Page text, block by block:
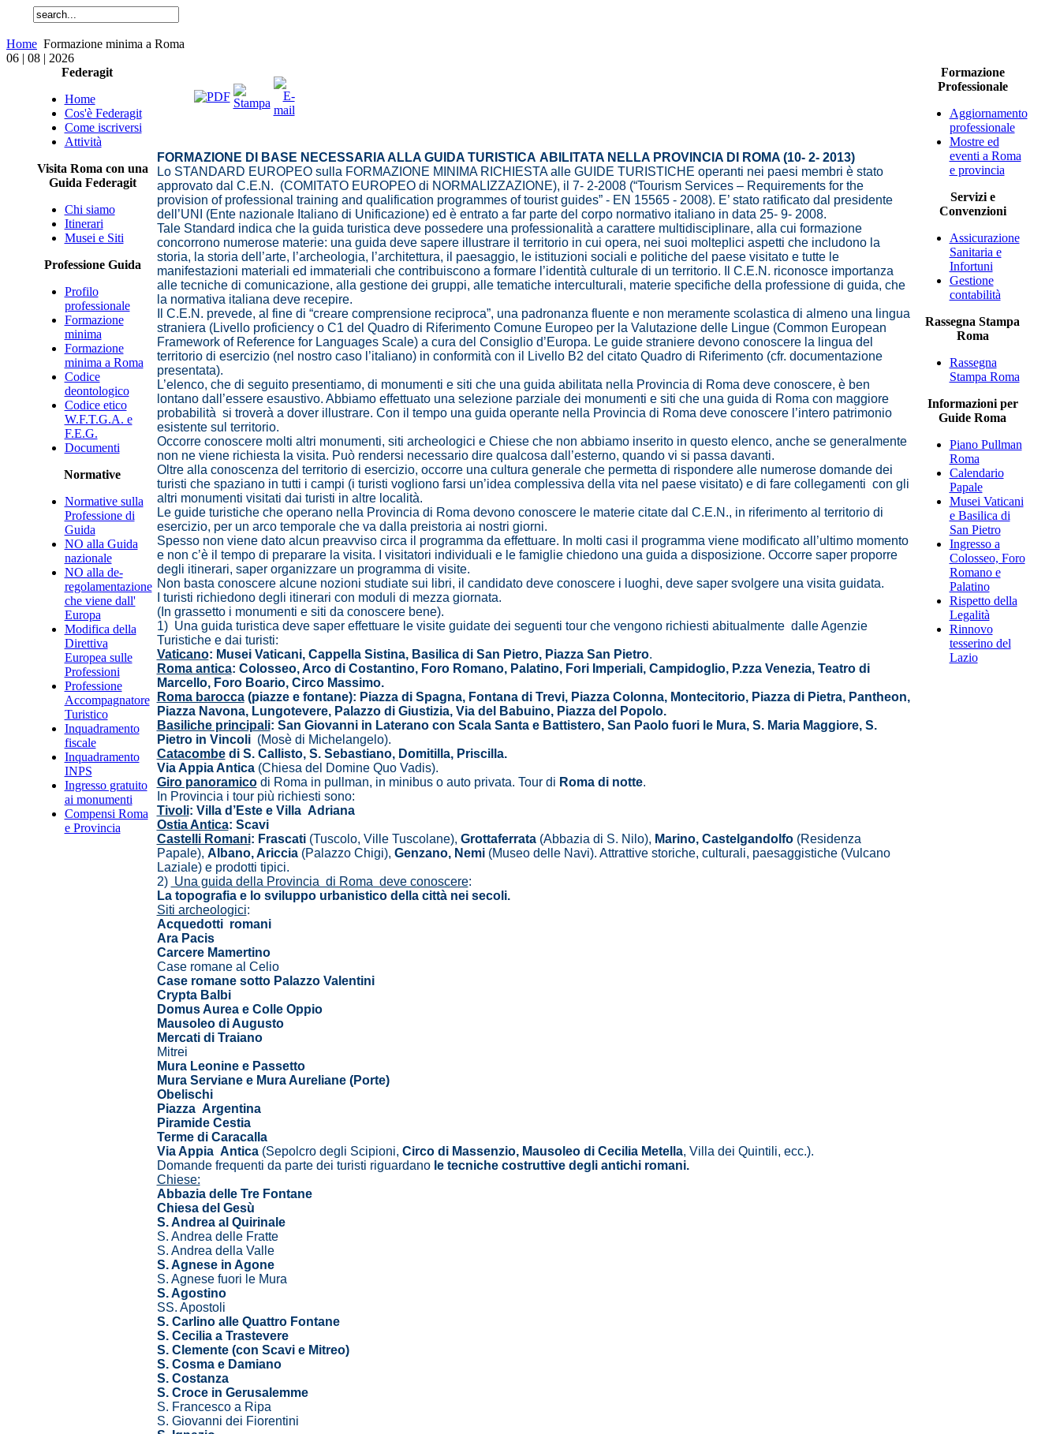
Home Formazione minima a Roma
06 | 08 | 2026
Federagit
Home
Cos'è Federagit
Come iscriversi
Attività
Visita Roma con una
Guida Federagit
Chi siamo
Itinerari
Musei e Siti
Professione Guida
Profilo
professionale
Formazione
minima
Formazione
minima a Roma
Codice
deontologico
Codice etico
W.F.T.G.A. e
F.E.G.
Documenti
Normative
Normative sulla
Professione di
Guida
NO alla Guida
nazionale
NO alla de-
regolamentazione
che viene dall'
Europa
Modifica della
Direttiva
Europea sulle
Professioni
Professione
Accompagnatore
Turistico
Inquadramento
fiscale
Inquadramento
INPS
Ingresso gratuito
ai monumenti
Compensi Roma
e Provincia
FORMAZIONE DI BASE NECESSARIA ALLA GUIDA TURISTICA ABILITATA NELLA PROVINCIA DI ROMA (10- 2- 2013)
Lo STANDARD EUROPEO sulla FORMAZIONE MINIMA RICHIESTA alle GUIDE TURISTICHE operanti nei paesi membri è stato
approvato dal C.E.N. (COMITATO EUROPEO di NORMALIZZAZIONE), il 7- 2-2008 (“Tourism Services – Requirements for the
provision of professional training and qualification programmes of tourist guides” - EN 15565 - 2008). E’ stato ratificato dal presidente
dell’UNI (Ente nazionale Italiano di Unificazione) ed è entrato a far parte del corpo normativo italiano in data 25- 9- 2008.
Tale Standard indica che la guida turistica deve possedere una professionalità a carattere multidisciplinare, alla cui formazione
concorrono numerose materie: una guida deve sapere illustrare il territorio in cui opera, nei suoi molteplici aspetti che includono la
storia, la storia dell’arte, l’archeologia, l’architettura, il paesaggio, le istituzioni sociali e politiche del paese visitato e tutte le
manifestazioni materiali ed immateriali che contribuiscono a formare l’identità culturale di un territorio. Il C.E.N. riconosce importanza
alle tecniche di comunicazione, alla gestione dei gruppi, alle tematiche interculturali, materie specifiche della professione di guida, che
la normativa italiana deve recepire.
Il C.E.N. prevede, al fine di “creare comprensione reciproca”, una padronanza fluente e non meramente scolastica di almeno una lingua
straniera (Livello proficiency o C1 del Quadro di Riferimento Comune Europeo per la Valutazione delle Lingue (Common European
Framework of Reference for Languages Scale) a cura del Consiglio d’Europa. Le guide straniere devono conoscere la lingua del
territorio di esercizio (nel nostro caso l’italiano) in conformità con il Livello B2 del citato Quadro di Riferimento (cfr. documentazione
presentata).
L’elenco, che di seguito presentiamo, di monumenti e siti che una guida abilitata nella Provincia di Roma deve conoscere, è ben
lontano dall’essere esaustivo. Abbiamo effettuato una selezione parziale dei monumenti e siti che una guida di Roma con maggiore
probabilità si troverà a dover illustrare. Con il tempo una guida operante nella Provincia di Roma deve conoscere l’intero patrimonio
esistente sul territorio.
Occorre conoscere molti altri monumenti, siti archeologici e Chiese che non abbiamo inserito in questo elenco, anche se generalmente
non ne viene richiesta la visita. Può rendersi necessario dire qualcosa dall’esterno, quando vi si passa davanti.
Oltre alla conoscenza del territorio di esercizio, occorre una cultura generale che permetta di rispondere alle numerose domande dei
turisti che spaziano in tutti i campi (i turisti vogliono farsi un’idea complessiva della vita nel paese visitato) e di fare collegamenti con gli
altri monumenti visitati dai turisti in altre località.
Le guide turistiche che operano nella Provincia di Roma devono conoscere le materie citate dal C.E.N., in riferimento al territorio di
esercizio, per un arco temporale che va dalla preistoria ai nostri giorni.
Spesso non viene dato alcun preavviso circa il programma da effettuare. In molti casi il programma viene modificato all’ultimo momento
e non c’è il tempo di preparare la visita. I visitatori individuali e le famiglie chiedono una guida a disposizione. Occorre saper proporre
degli itinerari, saper organizzare un programma di visite.
Non basta conoscere alcune nozioni studiate sui libri, il candidato deve conoscere i luoghi, deve saper svolgere una visita guidata.
I turisti richiedono degli itinerari con moduli di mezza giornata.
(In grassetto i monumenti e siti da conoscere bene).
1) Una guida turistica deve saper effettuare le visite guidate dei seguenti tour che vengono richiesti abitualmente dalle Agenzie
Turistiche e dai turisti:
Vaticano: Musei Vaticani, Cappella Sistina, Basilica di San Pietro, Piazza San Pietro.
Roma antica: Colosseo, Arco di Costantino, Foro Romano, Palatino, Fori Imperiali, Campidoglio, P.zza Venezia, Teatro di
Marcello, Foro Boario, Circo Massimo.
Roma barocca(piazze e fontane): Piazza di Spagna, Fontana di Trevi, Piazza Colonna, Montecitorio, Piazza di Pietra, Pantheon,
Piazza Navona, Lungotevere, Palazzo di Giustizia, Via del Babuino, Piazza del Popolo.
Basiliche principali: San Giovanni in Laterano con Scala Santa e Battistero, San Paolo fuori le Mura, S. Maria Maggiore, S.
Pietro in Vincoli (Mosè di Michelangelo).
Catacombedi S. Callisto, S. Sebastiano, Domitilla, Priscilla.
Via Appia Antica(Chiesa del Domine Quo Vadis).
Giro panoramicodi Roma in pullman, in minibus o auto privata. Tour di Roma di notte.
In Provincia i tour più richiesti sono:
Tivoli: Villa d’Este e Villa Adriana
Ostia Antica: Scavi
Castelli Romani: Frascati(Tuscolo, Ville Tuscolane), Grottaferrata(Abbazia di S. Nilo), Marino, Castelgandolfo(Residenza
Papale), Albano, Ariccia(Palazzo Chigi), Genzano, Nemi(Museo delle Navi). Attrattive storiche, culturali, paesaggistiche (Vulcano
Laziale) e prodotti tipici.
2) Una guida della Provincia di Roma deve conoscere:
La topografia e lo sviluppo urbanistico della città nei secoli.
Siti archeologici:
Acquedotti romani
Ara Pacis
Carcere Mamertino
Case romane al Celio
Case romane sotto Palazzo Valentini
Crypta Balbi
Domus Aurea e Colle Oppio
Mausoleo di Augusto
Mercati di Traiano
Mitrei
Mura Leonine e Passetto
Mura Serviane e Mura Aureliane (Porte)
Obelischi
Piazza Argentina
Piramide Cestia
Terme di Caracalla
Via Appia Antica(Sepolcro degli Scipioni, Circo di Massenzio, Mausoleo di Cecilia Metella, Villa dei Quintili, ecc.).
Domande frequenti da parte dei turisti riguardano le tecniche costruttive degli antichi romani.
Chiese:
Abbazia delle Tre Fontane
Chiesa del Gesù
S. Andrea al Quirinale
S. Andrea delle Fratte
S. Andrea della Valle
S. Agnese in Agone
S. Agnese fuori le Mura
S. Agostino
SS. Apostoli
S. Carlino alle Quattro Fontane
S. Cecilia a Trastevere
S. Clemente (con Scavi e Mitreo)
S. Cosma e Damiano
S. Costanza
S. Croce in Gerusalemme
S. Francesco a Ripa
S. Giovanni dei Fiorentini
Formazione
Professionale
Aggiornamento
professionale
Mostre ed
eventi a Roma
e provincia
Servizi e
Convenzioni
Assicurazione
Sanitaria e
Infortuni
Gestione
contabilità
Rassegna Stampa
Roma
Rassegna
Stampa Roma
Informazioni per
Guide Roma
Piano Pullman
Roma
Calendario
Papale
Musei Vaticani
e Basilica di
San Pietro
Ingresso a
Colosseo, Foro
Romano e
Palatino
Rispetto della
Legalità
Rinnovo
tesserino del
Lazio